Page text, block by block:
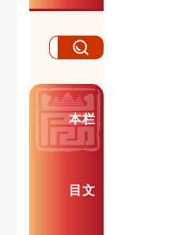
本栏
目文